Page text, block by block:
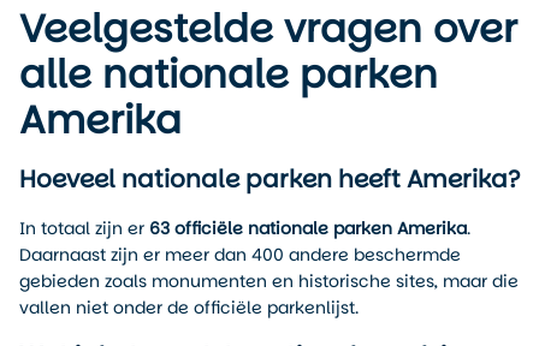
Veelgestelde vragen over
alle nationale parken
Amerika
Hoeveel nationale parken heeft Amerika?
In totaal zijn er 63 officiële nationale parken Amerika.
Daarnaast zijn er meer dan 400 andere beschermde
gebieden zoals monumenten en historische sites, maar die
vallen niet onder de officiële parkenlijst.